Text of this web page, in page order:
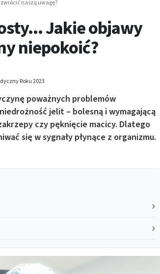
naszą uwagę?
Jakie objawy
niepokoić?
Roku 2023
poważnych problemów
jelit – bolesną i wymagającą
czy pęknięcie macicy. Dlatego
się w sygnały płynące z organizmu.